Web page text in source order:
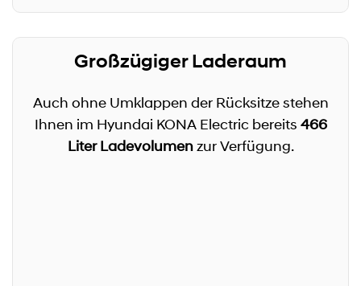
Großzügiger Laderaum
Auch ohne Umklappen der Rücksitze stehen
Ihnen im Hyundai KONA Electric bereits 466
Liter Ladevolumenzur Verfügung.